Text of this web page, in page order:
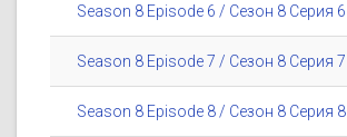
Season 8 Episode 6 / Сезон 8 Серия 6
Season 8 Episode 7 / Сезон 8 Серия 7
Season 8 Episode 8 / Сезон 8 Серия 8